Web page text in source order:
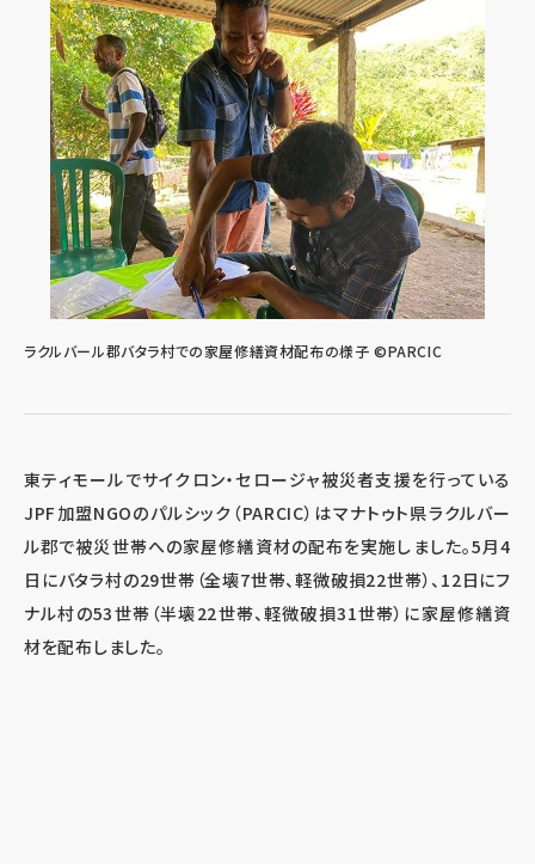
ラクルバール郡バタラ村での家屋修繕資材配布の様子 ©PARCIC
東ティモールでサイクロン・セロージャ被災者支援を行っている
JPF加盟NGOのパルシック（PARCIC）はマナトゥト県ラクルバー
ル郡で被災世帯への家屋修繕資材の配布を実施しました。5月4
日にバタラ村の29世帯（全壊7世帯、軽微破損22世帯）、12日にフ
ナル村の53世帯（半壊22世帯、軽微破損31世帯）に家屋修繕資
材を配布しました。